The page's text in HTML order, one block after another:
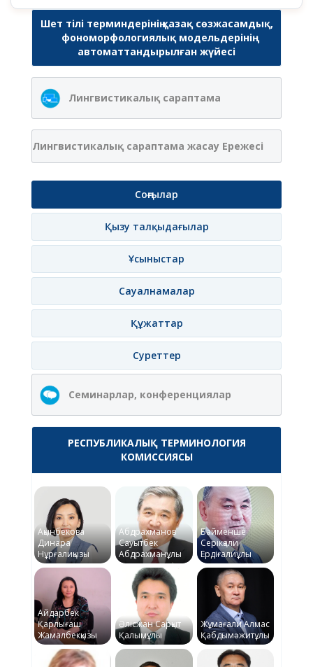
Шет тілі терминдерінің қазақ сөзжасамдық,
фономорфологиялық модельдерінің
автоматтандырылған жүйесі
Лингвистикалық сараптама
Лингвистикалық сараптама жасау Ережесі
Соңғылар
Қызу талқыдағылар
Ұсыныстар
Сауалнамалар
Құжаттар
Суреттер
Семинарлар, конференциялар
РЕСПУБЛИКАЛЫҚ ТЕРМИНОЛОГИЯ
КОМИССИЯСЫ
Ақынбекова
Динара
Нұрғалиқызы
Абдрахманов
Сауытбек
Абдрахманұлы
Байменше
Серікқали
Ердіғалиұлы
Айдарбек
Қарлығаш
Жамалбекқызы
Әлісжан Сарқыт
Қалымұлы
Жұмағали Алмас
Қабдымәжитұлы